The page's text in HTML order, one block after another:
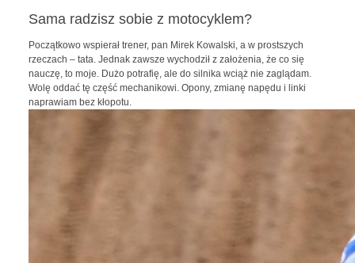
Sama radzisz sobie z motocyklem?
Początkowo wspierał trener, pan Mirek Kowalski, a w prostszych
rzeczach – tata. Jednak zawsze wychodził z założenia, że co się
nauczę, to moje. Dużo potrafię, ale do silnika wciąż nie zaglądam.
Wolę oddać tę część mechanikowi. Opony, zmianę napędu i linki
naprawiam bez kłopotu.